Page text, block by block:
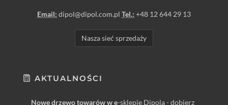
Email: dipol@dipol.com.pl Tel.: +48 12 644 29 13
Nasza sieć sprzedaży
AKTUALNOŚCI
Nowe drzewo towarów w e-sklepie Dipola - dobierz